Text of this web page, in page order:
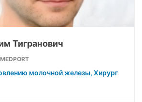
Тигранович
молочной железы, Хирург